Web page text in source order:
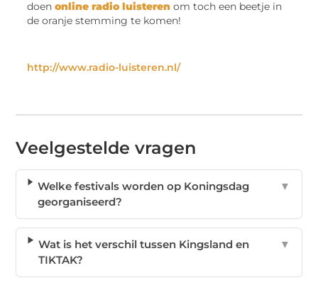
doenonline radio luisteren om toch een beetje in
de oranje stemming te komen!
http://www.radio-luisteren.nl/
Veelgestelde vragen
Welke festivals worden op Koningsdag
georganiseerd?
▼
Wat is het verschil tussen Kingsland en
TIKTAK?
▼